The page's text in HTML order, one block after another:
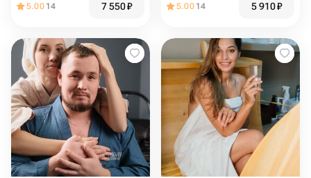
5.00 14 7 550₽ 5.00 14 5 910₽